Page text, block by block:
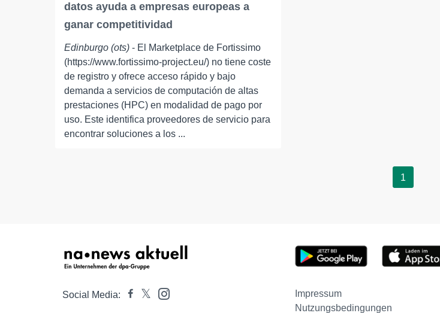
datos ayuda a empresas europeas a
ganar competitividad
Edinburgo (ots) - El Marketplace de Fortissimo
(https://www.fortissimo-project.eu/) no tiene coste
de registro y ofrece acceso rápido y bajo
demanda a servicios de computación de altas
prestaciones (HPC) en modalidad de pago por
uso. Este identifica proveedores de servicio para
encontrar soluciones a los ...
1
Social Media: Impressum
Nutzungsbedingungen